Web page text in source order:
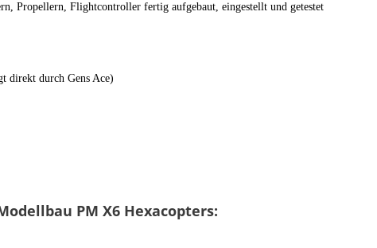
Propellern, Flightcontroller fertig aufgebaut, eingestellt und getestet
direkt durch Gens Ace)
PM X6 Hexacopters: